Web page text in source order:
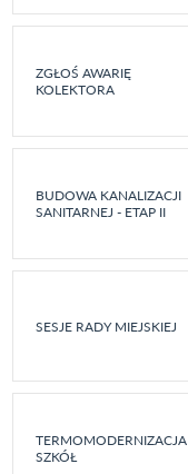
ZGŁOŚ AWARIĘ
KOLEKTORA
BUDOWA KANALIZACJI
SANITARNEJ - ETAP II
SESJE RADY MIEJSKIEJ
TERMOMODERNIZACJA
SZKÓŁ